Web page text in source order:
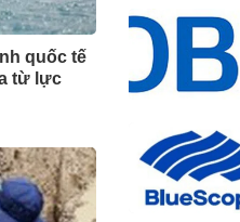
quốc tế
từ lực